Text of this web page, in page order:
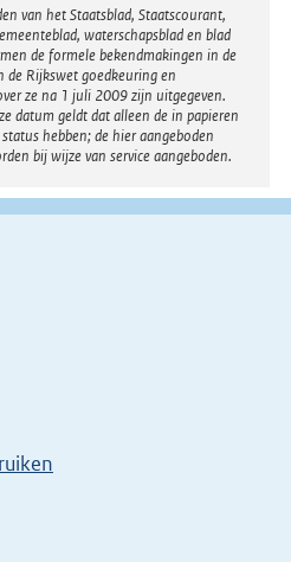
van het Staatsblad, Staatscourant,
waterschapsblad en blad
de formele bekendmakingen in de
de Rijkswet goedkeuring en
ze na 1 juli 2009 zijn uitgegeven.
datum geldt dat alleen de in papieren
hebben; de hier aangeboden
bij wijze van service aangeboden.